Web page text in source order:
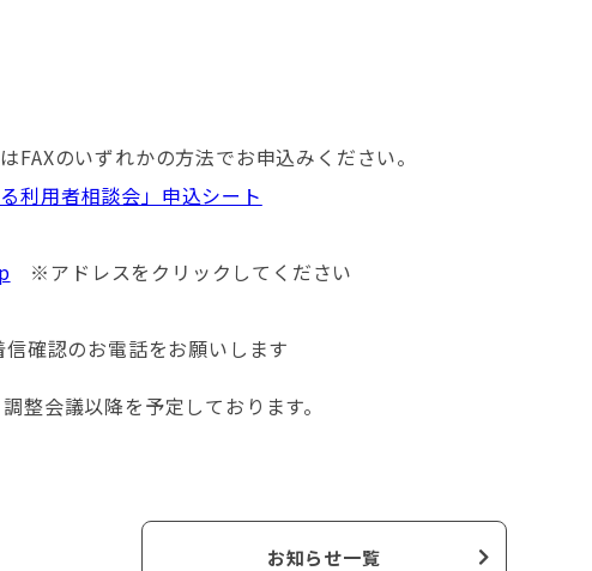
のいずれかの方法でお申込みください。
利用者相談会」申込シート
※アドレスをクリックしてください
確認のお電話をお願いします
整会議以降を予定しております。
お知らせ一覧